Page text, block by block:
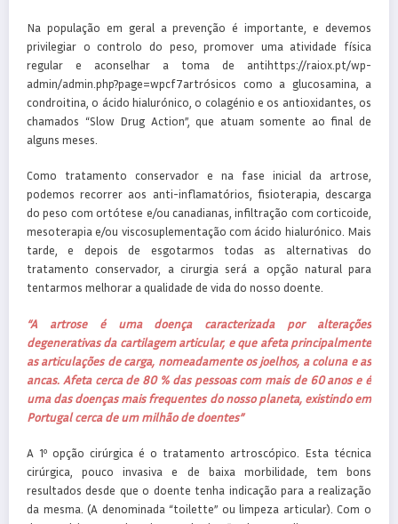
Na população em geral a prevenção é importante, e devemos
privilegiar o controlo do peso, promover uma atividade física
regular e aconselhar a toma de antihttps://raiox.pt/wp-
admin/admin.php?page=wpcf7artrósicos como a glucosamina, a
condroitina, o ácido hialurónico, o colagénio e os antioxidantes, os
chamados “Slow Drug Action”, que atuam somente ao final de
alguns meses.
Como tratamento conservador e na fase inicial da artrose,
podemos recorrer aos anti-inflamatórios, fisioterapia, descarga
do peso com ortótese e/ou canadianas, infiltração com corticoide,
mesoterapia e/ou viscosuplementação com ácido hialurónico. Mais
tarde, e depois de esgotarmos todas as alternativas do
tratamento conservador, a cirurgia será a opção natural para
tentarmos melhorar a qualidade de vida do nosso doente.
“A artrose é uma doença caracterizada por alterações
degenerativas da cartilagem articular, e que afeta principalmente
as articulações de carga, nomeadamente os joelhos, a coluna e as
ancas. Afeta cerca de 80 % das pessoas com mais de 60 anos e é
uma das doenças mais frequentes do nosso planeta, existindo em
Portugal cerca de um milhão de doentes”
A 1º opção cirúrgica é o tratamento artroscópico. Esta técnica
cirúrgica, pouco invasiva e de baixa morbilidade, tem bons
resultados desde que o doente tenha indicação para a realização
da mesma. (A denominada “toilette” ou limpeza articular). Com o